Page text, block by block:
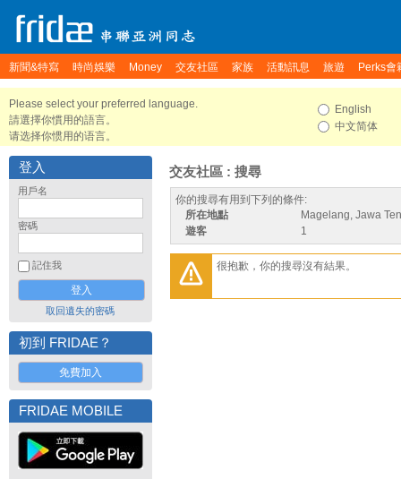
新聞&特寫 時尚娛樂 Money 交友社區 家族 活動訊息 旅遊 Perks會
Please select your preferred language.
請選擇你慣用的語言。
请选择你惯用的语言。
English
中文简体
登入
用戶名
密碼
記住我
取回遺失的密碼
初到 FRIDAE？
免費加入
FRIDAE MOBILE
交友社區 : 搜尋
你的搜尋有用到下列的條件:
所在地點
Magelang, Jawa
遊客
1
很抱歉，你的搜尋沒有結果。